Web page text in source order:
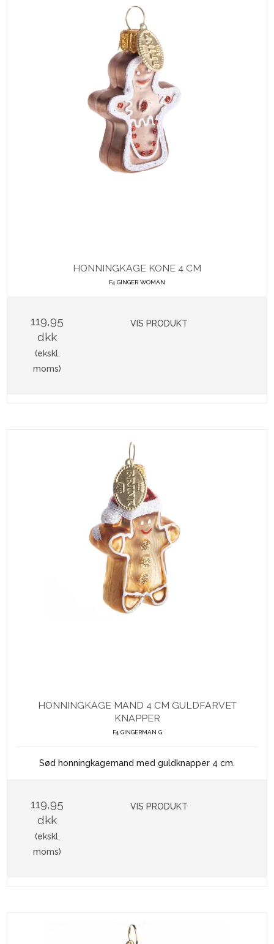
HONNINGKAGE KONE 4 CM
F4 GINGER WOMAN
119,95
dkk
(ekskl.
moms)
VIS PRODUKT
HONNINGKAGE MAND 4 CM GULDFARVET
KNAPPER
F4 GINGERMAN G
Sød honningkagemand med guldknapper 4 cm.
119,95
dkk
(ekskl.
moms)
VIS PRODUKT